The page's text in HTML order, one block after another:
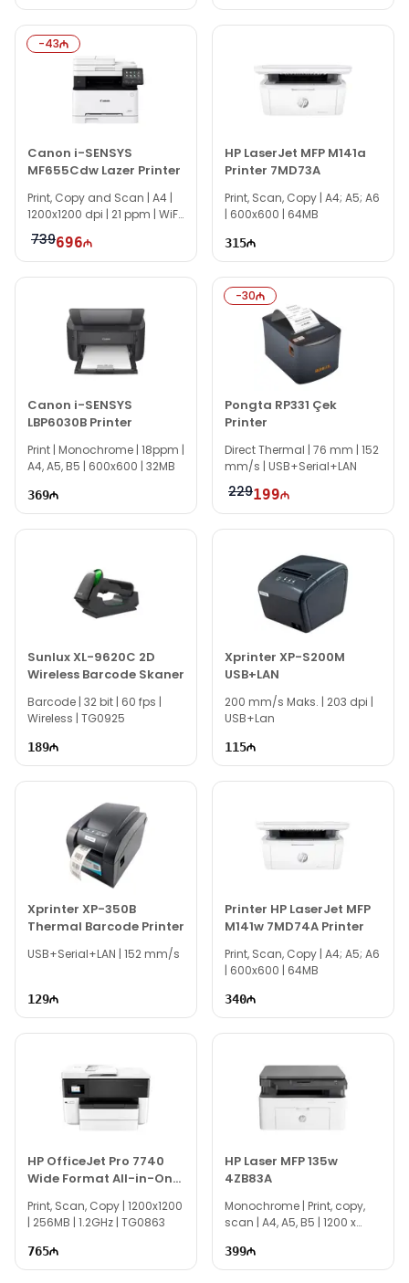
-43
Canon i-SENSYS
MF655Cdw Lazer Printer
Print, Copy and Scan | A4 |
1200x1200 dpi | 21 ppm | WiFi
| Duplex
739696
HP LaserJet MFP M141a
Printer 7MD73A
Print, Scan, Copy | A4; A5; A6
| 600x600 | 64MB
315
Canon i-SENSYS
LBP6030B Printer
Print | Monochrome | 18ppm |
A4, A5, B5 | 600x600 | 32MB
369
-30
Pongta RP331 Çek
Printer
Direct Thermal | 76 mm | 152
mm/s | USB+Serial+LAN
229199
Sunlux XL-9620C 2D
Wireless Barcode Skaner
Barcode | 32 bit | 60 fps |
Wireless | TG0925
189
Xprinter XP-S200M
USB+LAN
200 mm/s Maks. | 203 dpi |
USB+Lan
115
Xprinter XP-350B
Thermal Barcode Printer
USB+Serial+LAN | 152 mm/s
129
Printer HP LaserJet MFP
M141w 7MD74A Printer
Print, Scan, Copy | A4; A5; A6
| 600x600 | 64MB
340
HP OfficeJet Pro 7740
Wide Format All-in-One
Print, Scan, Copy | 1200x1200
| 256MB | 1.2GHz | TG0863
765
HP Laser MFP 135w
4ZB83A
Monochrome | Print, copy,
scan | A4, A5, B5 | 1200 x
399